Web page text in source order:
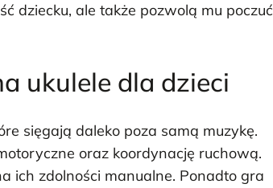
dziecku, ale także pozwolą mu poczuć
ukulele dla dzieci
sięgają daleko poza samą muzykę.
oraz koordynację ruchową.
ich zdolności manualne. Ponadto gra